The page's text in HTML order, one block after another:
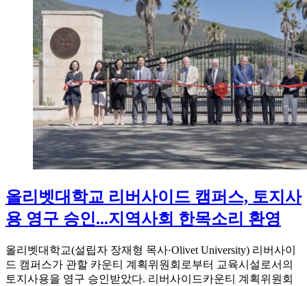
올리벳대학교 리버사이드 캠퍼스, 토지사
용 영구 승인...지역사회 한목소리 환영
올리벳대학교(설립자 장재형 목사·Olivet University) 리버사이
드 캠퍼스가 관할 카운티 계획위원회로부터 교육시설로서의
토지사용을 영구 승인받았다. 리버사이드카운티 계획위원회